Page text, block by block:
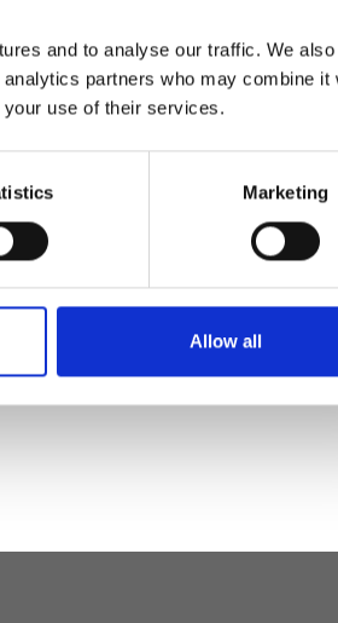
and to analyse our traffic. We
partners who may combine it
your use of their services.
Marketing
Allow all
024
Colore: